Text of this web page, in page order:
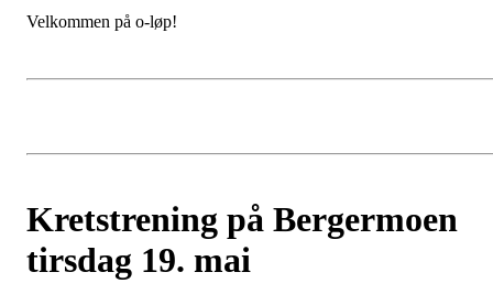
Velkommen på o-løp!
Kretstrening på Bergermoen
tirsdag 19. mai